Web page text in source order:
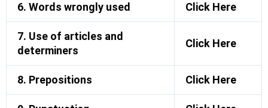
6. Words wrongly used Click Here
7. Use of articles and
determiners
Click Here
8. Prepositions Click Here